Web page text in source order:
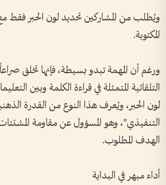
ويُطلب من المشاركين تحديد لون الحبر فقط
المكتوبة.
ورغم أن المهمة تبدو بسيطة، فإنها تخلق
التلقائية المتمثلة في قراءة الكلمة وبين
لون الحبر، ويُعرف هذا النوع من القدرة
التنفيذي"، وهو المسؤول عن مقاومة
الهدف المطلوب.
أداء مبهر في البداية